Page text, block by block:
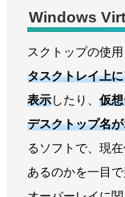
Windows
スクトップの使
タスクトレイ上
表示したり、 仮
デスクトップ名
るソフトで、現
あるのかを一目